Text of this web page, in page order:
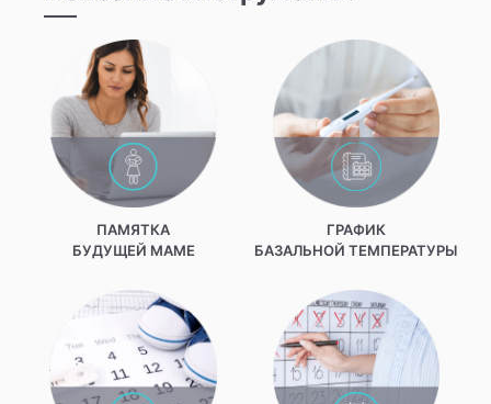
ПАМЯТКА
БУДУЩЕЙ МАМЕ
ГРАФИК
БАЗАЛЬНОЙ ТЕМПЕРАТУРЫ